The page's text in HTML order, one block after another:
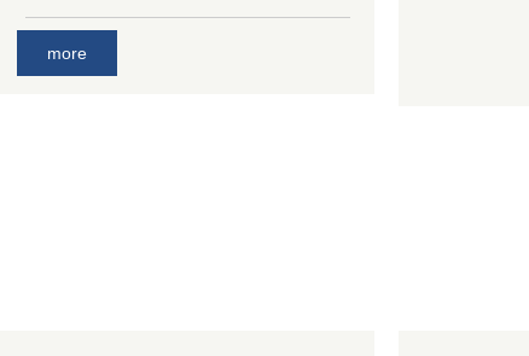
more